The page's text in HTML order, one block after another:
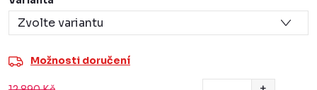
Možnosti doručení